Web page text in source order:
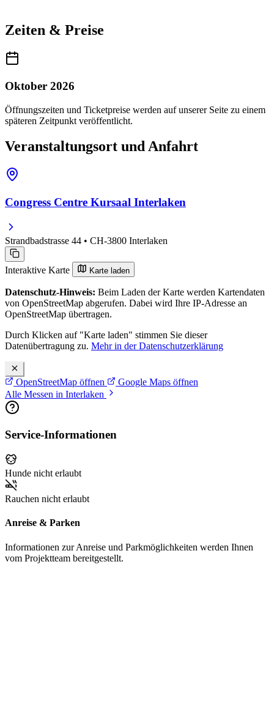
Zeiten & Preise
Oktober 2026
Öffnungszeiten und Ticketpreise werden auf unserer Seite zu einem
späteren Zeitpunkt veröffentlicht.
Veranstaltungsort und Anfahrt
Congress Centre Kursaal Interlaken
Strandbadstrasse 44 • CH-3800 Interlaken
Interaktive Karte Karte laden
Datenschutz-Hinweis: Beim Laden der Karte werden Kartendaten
von OpenStreetMap abgerufen. Dabei wird Ihre IP-Adresse an
OpenStreetMap übertragen.
Durch Klicken auf "Karte laden" stimmen Sie dieser
Datenübertragung zu. Mehr in der Datenschutzerklärung
OpenStreetMap öffnen
Google Maps öffnen
Alle Messen in Interlaken
Service-Informationen
Hunde nicht erlaubt
Rauchen nicht erlaubt
Anreise & Parken
Informationen zur Anreise und Parkmöglichkeiten werden Ihnen
vom Projektteam bereitgestellt.